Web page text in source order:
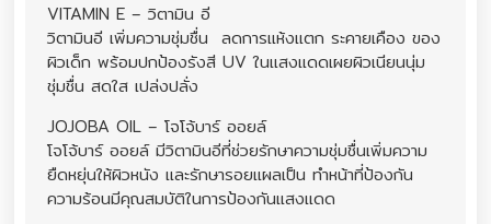
VITAMIN E – วิตามิน อี
วิตามินอี เพิ่มความชุ่มชื่น ลดการแห้งแตก ระคายเคือง ของ
ผิวเด็ก พร้อมปกป้องรังสี UV ในแสงแดดเผยผิวเนียนนุ่ม
ชุ่มชื่น สดใส เปล่งปลั่ง
JOJOBA OIL – โจโจ้บาร์ ออยล์
โจโจ้บาร์ ออยล์ มีวิตามินอีที่ช่วยรักษาความชุ่มชื่นเพิ่มความ
ยืดหยุ่นให้ผิวหนัง และรักษารอยแผลเป็น ทำหน้าที่ป้องกัน
ความร้อนมีคุณสมบัติในการป้องกันแสงแดด